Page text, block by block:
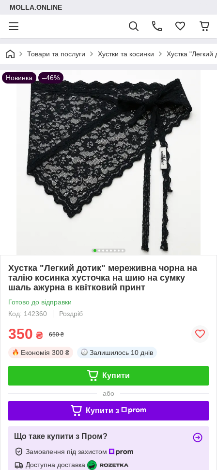
MOLLA.ONLINE
Товари та послуги Хустки та косинки Хустка
Новинка –46%
Хустка "Легкий дотик" мереживна чорна на
талію косинка хусточка на шию на сумку
шаль ажурна в квітковий принт
Готово до відправки
Код: 142360
Роздріб
350 ₴ 650 ₴
Економія 300 ₴ Залишилось 10 днів
Купити
або
Купити з
Що таке купити з Пром?
Замовлення під захистом
Доступна доставка